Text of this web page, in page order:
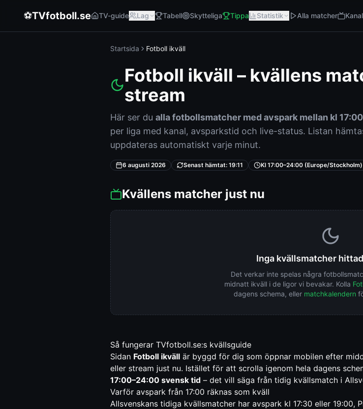
⚽TVfotboll.se TV-guide Lag Tabell Skytteliga Tippa Statistik Alla matcher
Startsida Fotboll ikväll
Fotboll ikväll – kvällens
stream
Här ser du alla fotbollsmatcher med avspark mellan kl
per liga med kanal, avsparkstid och live-status. Listan
uppdateras automatiskt varje minut.
6 augusti 2026 Senast hämtat: 19:11 Kl 17:00–24:00 (Europe/Stockholm)
Kvällens matcher just nu
Inga kvällsmatcher
Det verkar inte spelas några
midnatt ikväll i de ligor vi bevakar. Kolla
dagens schema, eller matchkalendern
Så fungerar TVfotboll.se:s kvällsguide
Sidan Fotboll ikväll är byggd för dig som öppnar mobilen efter
eller stream just nu. Istället för att scrolla igenom hela dagens
17:00–24:00 svensk tid – det vill säga från tidig kvällsmatch i
Varför avspark från 17:00 räknas som kväll
Allsvenskans tidiga kvällsmatcher har avspark kl 17:30 eller 19:00,